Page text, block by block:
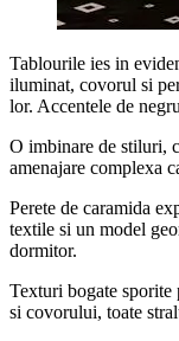
Tablourile ies in
iluminat, covorul si
lor. Accentele de
O imbinare de stiluri,
amenajare complexa
Perete de caramida
textile si un model
dormitor.
Texturi bogate
si covorului, toate